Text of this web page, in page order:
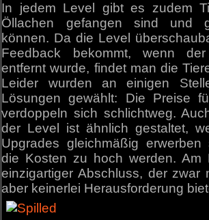
In jedem Level gibt es zudem
Öllachen gefangen sind und
können. Da die Level
Feedback bekommt, wenn
entfernt wurde, findet man die
Leider wurden an einigen
Lösungen gewählt: Die Preise
verdoppeln sich schlichtweg.
der Level ist ähnlich gestaltet,
Upgrades gleichmäßig
die Kosten zu hoch werden. Am
einzigartiger Abschluss, der zwar
aber keinerlei Herausforderung